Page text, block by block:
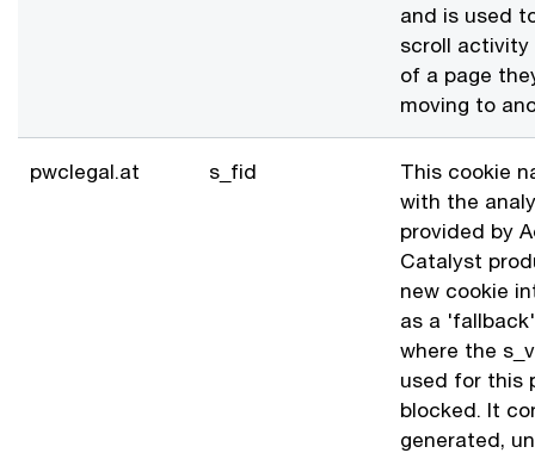
and is used
scroll activity
of a page
moving to
pwclegal.at s_fid
This cookie
with the
provided by
Catalyst
new cookie
as a
where the
used for this
blocked. It
generated,